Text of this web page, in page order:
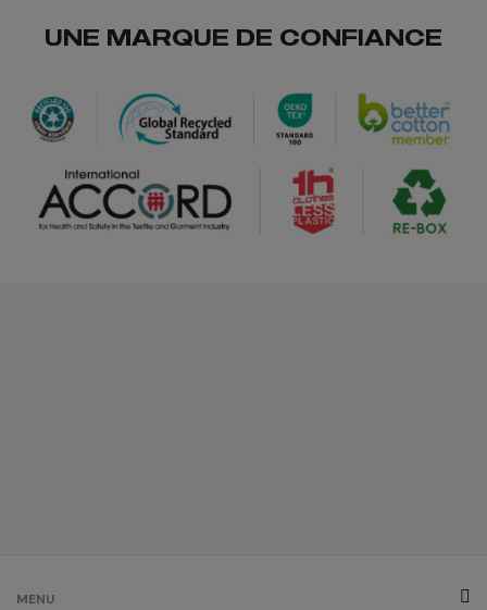
UNE MARQUE DE CONFIANCE
MENU